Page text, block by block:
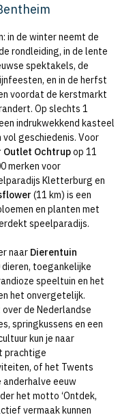
in de winter neemt de
rondleiding, in de lente
spektakels, de
en in de herfst
voordat de kerstmarkt
Op slechts 1
indrukwekkend kasteel
geschiedenis. Voor
Outlet Ochtrupop 11
merken voor
Kletterburg en
(11 km) is een
en planten met
speelparadijs.
naar Dierentuin
toegankelijke
speeltuin en het
het onvergetelijk.
de Nederlandse
springkussens en een
kun je naar
prachtige
of het Twents
anderhalve eeuw
het motto ‘Ontdek,
vermaak kunnen